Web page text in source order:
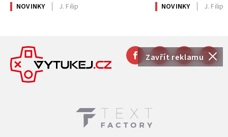
Zavřít reklamu
NOVINKY J. Filip NOVINKY J. Filip